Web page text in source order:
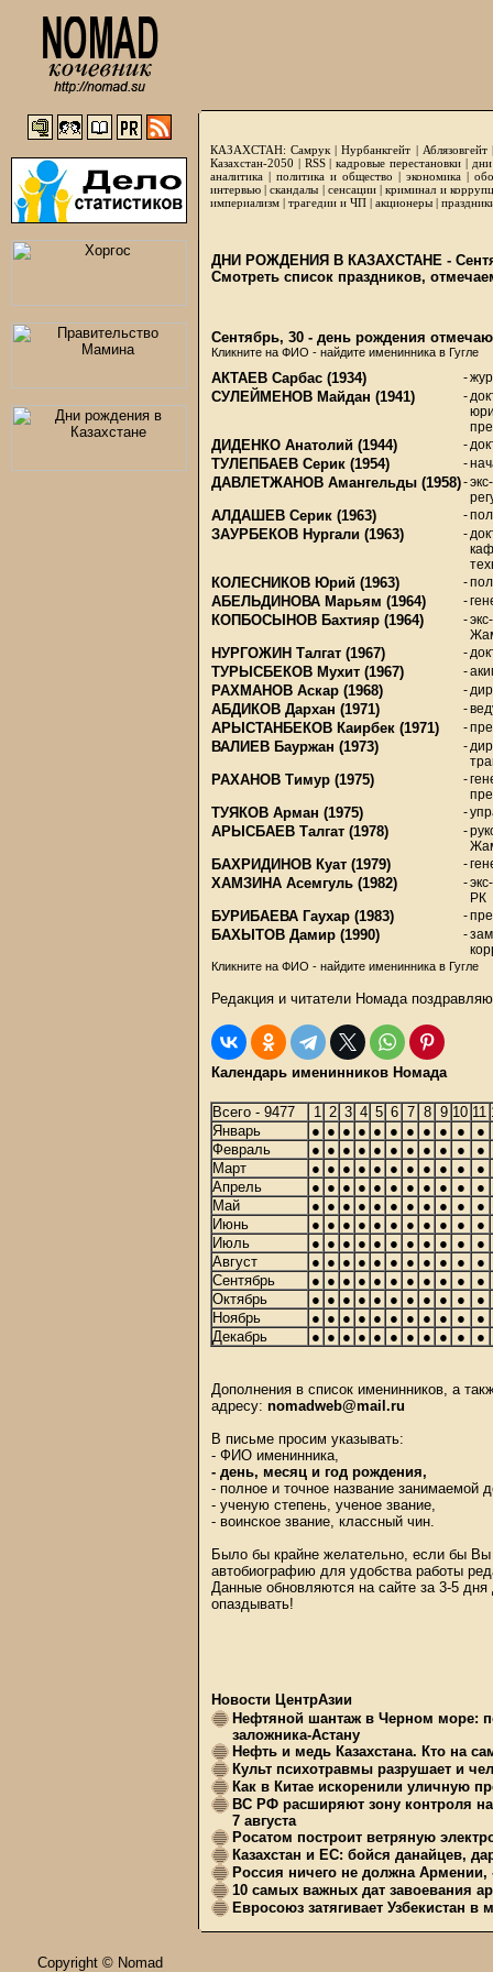
КАЗАХСТАН: Самрук |Нурбанкгейт | Аблязовгейт
Казахстан-2050 | RSS|кадровые перестановки|
аналитика | политика и общество | экономика |
интервью |скандалы | сенсации|криминал и
империализм | трагедии и ЧП | акционеры |
ДНИ РОЖДЕНИЯ В КАЗАХСТАНЕ -
Смотреть список праздников,
Сентябрь, 30 - день рождения
Кликните на ФИО - найдите именинника в Гугле
АКТАЕВ Сарбас (1934) -
СУЛЕЙМЕНОВ Майдан (1941) -
ДИДЕНКО Анатолий (1944) -
ТУЛЕПБАЕВ Серик (1954) -
ДАВЛЕТЖАНОВ Амангельды (1958)-
АЛДАШЕВ Серик (1963) -
ЗАУРБЕКОВ Нургали (1963) -
КОЛЕСНИКОВ Юрий (1963) -
АБЕЛЬДИНОВА Марьям (1964) -
КОПБОСЫНОВ Бахтияр (1964) -
НУРГОЖИН Талгат (1967) -
ТУРЫСБЕКОВ Мухит (1967) -
РАХМАНОВ Аскар (1968) -
АБДИКОВ Дархан (1971) -
АРЫСТАНБЕКОВ Каирбек (1971) -
ВАЛИЕВ Бауржан (1973) -
РАХАНОВ Тимур (1975) -
ТУЯКОВ Арман (1975) -
АРЫСБАЕВ Талгат (1978) -
БАХРИДИНОВ Куат (1979) -
ХАМЗИНА Асемгуль (1982) -
РК
БУРИБАЕВА Гаухар (1983) -
БАХЫТОВ Дамир (1990) -
Кликните на ФИО - найдите именинника в Гугле
Редакция и читатели Номада
Календарь именинников Номада
Всего - 9477 1 2 3 4 5 6 7 8 9 10 11
Январь
● ● ● ● ● ● ● ● ● ●
●
Февраль
● ● ● ● ● ● ● ● ● ●
●
Март
● ● ● ● ● ● ● ● ● ●
●
Апрель
● ● ● ● ● ● ● ● ● ●
●
Май
● ● ● ● ● ● ● ● ● ●
●
Июнь
● ● ● ● ● ● ● ● ● ●
●
Июль
● ● ● ● ● ● ● ● ● ●
●
Август
● ● ● ● ● ● ● ● ● ●
●
Сентябрь
● ● ● ● ● ● ● ● ● ●
●
Октябрь
● ● ● ● ● ● ● ● ● ●
●
Ноябрь
● ● ● ● ● ● ● ● ● ●
●
Декабрь
● ● ● ● ● ● ● ● ● ● ●
Дополнения в список именинников, а
адресу: nomadweb@mail.ru
В письме просим указывать:
- ФИО именинника,
- день, месяц и год рождения,
- полное и точное название занимаемой
- ученую степень, ученое звание,
- воинское звание, классный чин.
Было бы крайне желательно, если бы
автобиографию для удобства работы
Данные обновляются на сайте за 3-5
опаздывать!
Новости ЦентрАзии
Нефтяной шантаж в Черном море:
заложника-Астану
Нефть и медь Казахстана. Кто на
Культ психотравмы разрушает и
Как в Китае искоренили уличную
ВС РФ расширяют зону контроля на
7 августа
Росатом построит ветряную
Казахстан и ЕС: бойся данайцев,
Россия ничего не должна Армении,
10 самых важных дат завоевания
Евросоюз затягивает Узбекистан
Copyright © Nomad